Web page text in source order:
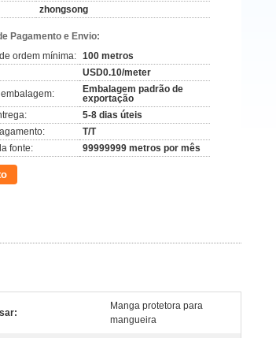
zhongsong
Pagamento e Envio:
ordem mínima: 100 metros
USD0.10/meter
Embalagem padrão de
exportação
5-8 dias úteis
T/T
fonte:
99999999 metros por mês
Manga protetora para
mangueira